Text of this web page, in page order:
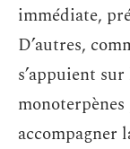
immédiate,
D’autres,
s’appuient
accompagner